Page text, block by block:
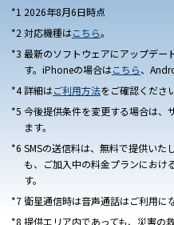
2026年8月6日時点
対応機種はこちら。
最新のソフトウェアにアップデー
す。iPhoneの場合はこちら、
詳細はご利用方法をご確認ください
今後提供条件を変更する場合は、
ます。
SMSの送信料は、無料で提供いた
も、ご加入中の料金プランにおけ
す。
衛星通信時は音声通話はご利用に
提供エリア内であっても、災害の